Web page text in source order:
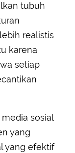
tubuh
realistis
karena
setiap
sosial
yang
yang efektif